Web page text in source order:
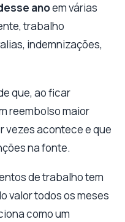
anoem várias
trabalho
indemnizações,
que, ao ficar
reembolso maior
vezes acontece e que
na fonte.
de trabalho tem
valor todos os meses
como um